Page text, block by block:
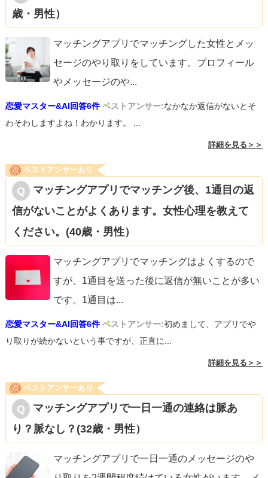
歳・男性）
マッチングアプリでマッチングした女性とメッ
セージのやり取りをしています。プロフィール
やメッセージのや...
恋愛マスター&AI回答6件 ベストアンサー:なかなか返信がないとそ
わそわしますよね！わかります。 ...
詳細を見る＞＞
ベストアンサーあり
マッチングアプリでマッチング後、1通目の返
信がないことがよくあります。女性心理を教えて
ください。(40歳・男性）
マッチングアプリでマッチングはよくするので
すが、1通目を送った後に返信が無いことが多い
です。1通目は...
恋愛マスター&AI回答6件 ベストアンサー:初めまして、アプリでや
り取りが続かないという事ですが、正直に...
詳細を見る＞＞
ベストアンサーあり
マッチングアプリで一日一通の連絡は脈あ
り？脈なし？(32歳・男性）
マッチングアプリで一日一通のメッセージのや